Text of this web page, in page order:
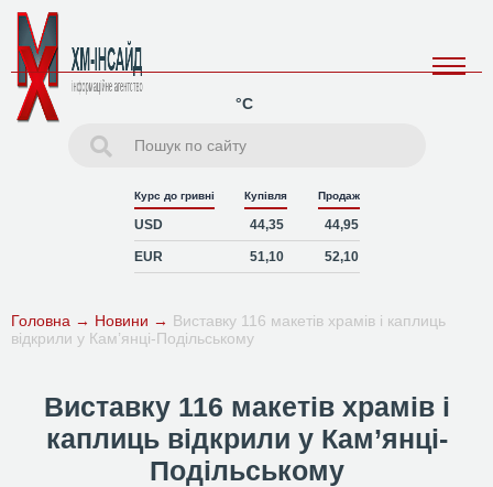
°C
Курс до гривні Купівля Продаж
USD 44,35 44,95
EUR 51,10 52,10
Головна → Новини → Виставку 116 макетів храмів і каплиць
відкрили у Кам’янці-Подільському
Виставку 116 макетів храмів і
каплиць відкрили у Кам’янці-
Подільському